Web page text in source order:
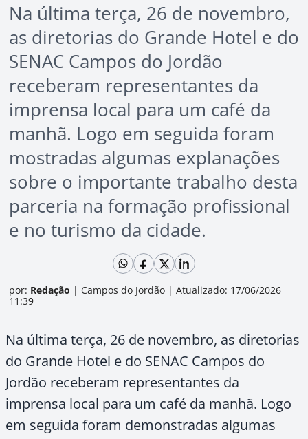
Na última terça, 26 de novembro,
as diretorias do Grande Hotel e do
SENAC Campos do Jordão
receberam representantes da
imprensa local para um café da
manhã. Logo em seguida foram
mostradas algumas explanações
sobre o importante trabalho desta
parceria na formação profissional
e no turismo da cidade.
por: Redação | Campos do Jordão | Atualizado: 17/06/2026
11:39
Na última terça, 26 de novembro, as diretorias
do Grande Hotel e do SENAC Campos do
Jordão receberam representantes da
imprensa local para um café da manhã. Logo
em seguida foram demonstradas algumas